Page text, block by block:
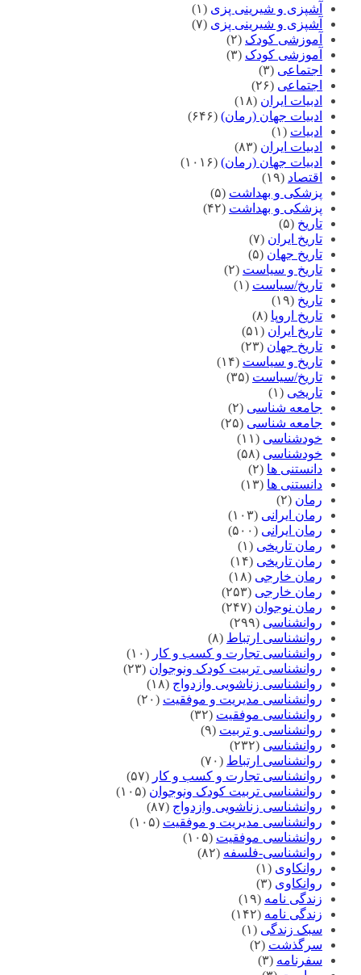
آشپزی و شیرینی پزی (۱)
آشپزی و شیرینی پزی (۷)
آموزشی کودک (۲)
آموزشی کودک (۳)
اجتماعی (۳)
اجتماعی (۲۶)
ادبیات ایران (۱۸)
ادبیات جهان (رمان) (۶۴۶)
ادبیات (۱)
ادبیات ایران (۸۳)
ادبیات جهان (رمان) (۱۰۱۶)
اقتصاد (۱۹)
پزشکی و بهداشت (۵)
پزشکی و بهداشت (۴۲)
تاریخ (۵)
تاریخ ایران (۷)
تاریخ جهان (۵)
تاریخ و سیاست (۲)
تاریخ/سیاست (۱)
تاریخ (۱۹)
تاریخ اروپا (۸)
تاریخ ایران (۵۱)
تاریخ جهان (۲۳)
تاریخ و سیاست (۱۴)
تاریخ/سیاست (۳۵)
تاریخی (۱)
جامعه شناسی (۲)
جامعه شناسی (۲۵)
خودشناسی (۱۱)
خودشناسی (۵۸)
دانستنی ها (۲)
دانستنی ها (۱۳)
رمان (۲)
رمان ایرانی (۱۰۳)
رمان ایرانی (۵۰۰)
رمان تاریخی (۱)
رمان تاریخی (۱۴)
رمان خارجی (۱۸)
رمان خارجی (۲۵۳)
رمان نوجوان (۲۴۷)
روانشناسی (۲۹۹)
روانشناسی ارتباط (۸)
روانشناسی تجارت و کسب و کار (۱۰)
روانشناسی تربیت کودک ونوجوان (۲۳)
روانشناسی زناشویی وازدواج (۱۸)
روانشناسی مدیریت و موفقیت (۲۰)
روانشناسی موفقیت (۳۲)
روانشناسی و تربیت (۹)
روانشناسی (۲۳۲)
روانشناسی ارتباط (۷۰)
روانشناسی تجارت و کسب و کار (۵۷)
روانشناسی تربیت کودک ونوجوان (۱۰۵)
روانشناسی زناشویی وازدواج (۸۷)
روانشناسی مدیریت و موفقیت (۱۰۵)
روانشناسی موفقیت (۱۰۵)
روانشناسی-فلسفه (۸۲)
روانکاوی (۱)
روانکاوی (۳)
زندگی نامه (۱۹)
زندگی نامه (۱۴۲)
سبک زندگی (۱)
سرگذشت (۲)
سفرنامه (۳)